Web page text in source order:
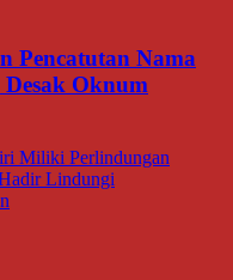
Pencatutan Nama
Oknum